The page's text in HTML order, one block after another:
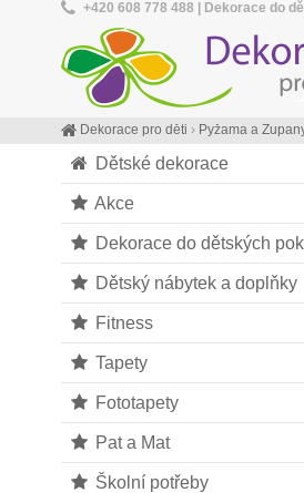
Dětské dekorace
Akce
Dekorace do dětských
Dětský nábytek a doplňky
Fitness
Tapety
Fototapety
Pat a Mat
Školní potřeby
Dekorace pro děti › Pyžama a
+420 608 778 488 | Dekorace do